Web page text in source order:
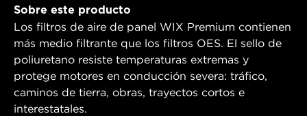
Sobre este producto
Los filtros de aire de panel WIX Premium contienen
más medio filtrante que los filtros OES. El sello de
poliuretano resiste temperaturas extremas y
protege motores en conducción severa: tráfico,
caminos de tierra, obras, trayectos cortos e
interestatales.